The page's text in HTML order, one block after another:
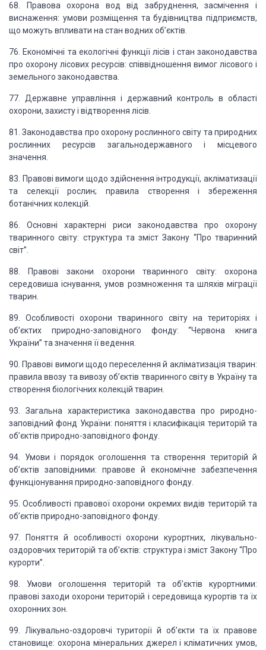
68. Правова охорона вод від забруднення, засмічення і
виснаження: умови розміщення та будівництва підприємств,
що можуть впливати на стан водних об’єктів.
76. Економічні та екологічні функції лісів і стан законодавства
про охорону лісових ресурсів: співвідношення вимог лісового і
земельного законодавства.
77. Державне управління і державний контроль в області
охорони, захисту і відтворення лісів.
81. Законодавства про охорону рослинного світу та природних
рослинних ресурсів загальнодержавного і місцевого
значення.
83. Правові вимоги щодо здійснення інтродукції, акліматизації
та селекції рослин; правила створення і збереження
ботанічних колекцій.
86. Основні характерні риси законодавства про охорону
тваринного світу: структура та зміст Закону “Про тваринний
світ”.
88. Правові закони охорони тваринного світу: охорона
середовиша існування, умов розмноження та шляхів міграції
тварин.
89. Особливості охорони тваринного світу на територіях і
об’єктих природно-заповідного фонду: “Червона книга
України” та значення її ведення.
90. Правові вимоги щодо переселення й акліматизація тварин:
правила ввозу та вивозу об’єктів тваринного світу в Україну та
створення біологічних колекцій тварин.
93. Загальна характеристика законодавства про риродно-
заповідний фонд України: поняття і класифікація територій та
об’єктів природно-заповідного фонду.
94. Умови і порядок оголошення та створення територій й
об’єктів заповідними: правове й економічне забезпечення
функціонування природно-заповідного фонду.
95. Особливості правової охорони окремих видів територій та
об’єктів природно-заповідного фонду.
97. Поняття й особливості охорони курортних, лікувально-
оздоровчих територій та об’єктів: структура і зміст Закону “Про
курорти”.
98. Умови оголошення територій та об’єктів курортними:
правові заходи охорони територій і середовища курортів та їх
охоронних зон.
99. Лікувально-оздоровчі туриторії й об’єкти та їх правове
становище: охорона мінеральних джерел і кліматичних умов,